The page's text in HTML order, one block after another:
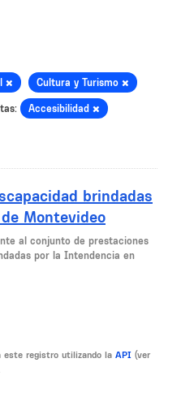
Cultura y Turismo
Accesibilidad
brindadas
Montevideo
al conjunto de prestaciones
por la Intendencia en
este registro utilizando la API (ver